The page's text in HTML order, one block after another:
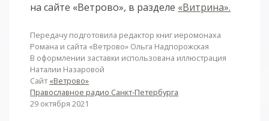
на сайте «Ветрово», в разделе «Витрина».
Передачу подготовила редактор книг иеромонаха
Романа и сайта «Ветрово» Ольга Надпорожская
В оформлении заставки использована иллюстрация
Наталии Назаровой
Сайт«Ветрово»
Православное радио Санкт-Петербурга
29 октября 2021